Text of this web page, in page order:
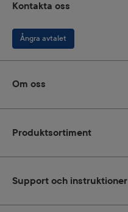
Kontakta oss
Ångra avtalet
Om oss
Produktsortiment
Support och instruktioner